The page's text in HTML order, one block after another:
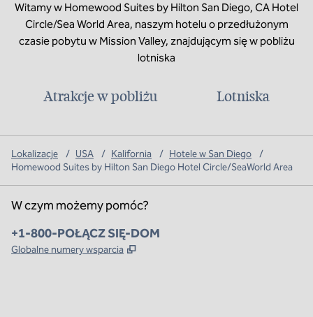
Witamy w Homewood Suites by Hilton San Diego, CA Hotel
Circle/Sea World Area, naszym hotelu o przedłużonym
czasie pobytu w Mission Valley, znajdującym się w pobliżu
lotniska
Atrakcje w pobliżu Lotniska
Lokalizacje / USA / Kalifornia / Hotele w San Diego
/
Homewood Suites by Hilton San Diego Hotel Circle/SeaWorld Area
W czym możemy pomóc?
Telefon:
+1-800-POŁĄCZ SIĘ-DOM
Globalne numery wsparcia ,